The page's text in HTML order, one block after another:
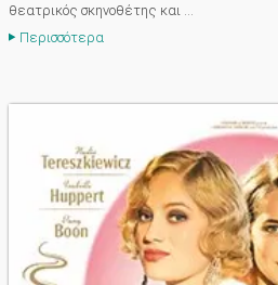
θεατρικός σκηνοθέτης και ...
Περισσότερα